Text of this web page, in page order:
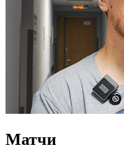
Матчи